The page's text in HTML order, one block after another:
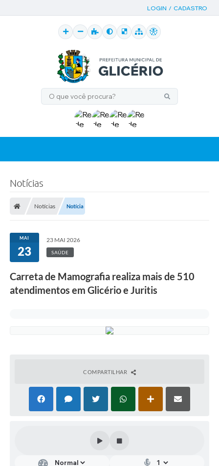
LOGIN / CADASTRO
Notícias
Notícias Notícia
MAI
23
23 MAI 2026
SAÚDE
Carreta de Mamografia realiza mais de 510
atendimentos em Glicério e Juritis
COMPARTILHAR